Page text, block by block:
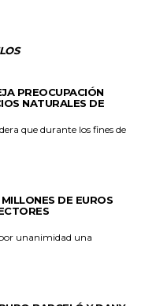
PREOCUPACIÓN
NATURALES DE
que durante los fines de
DE EUROS
unanimidad una